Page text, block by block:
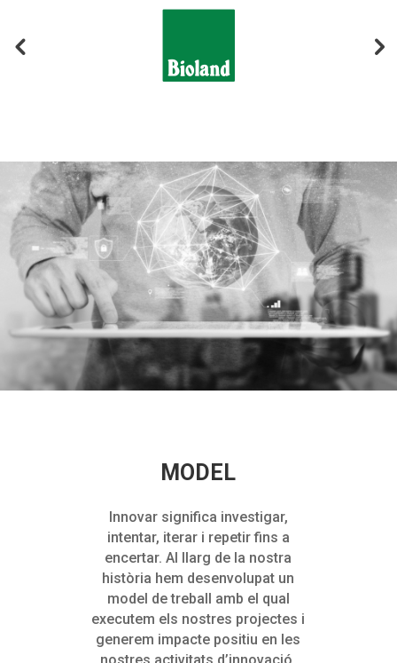
MODEL
Innovar significa investigar,
intentar, iterar i repetir fins a
encertar. Al llarg de la nostra
història hem desenvolupat un
model de treball amb el qual
executem els nostres projectes i
generem impacte positiu en les